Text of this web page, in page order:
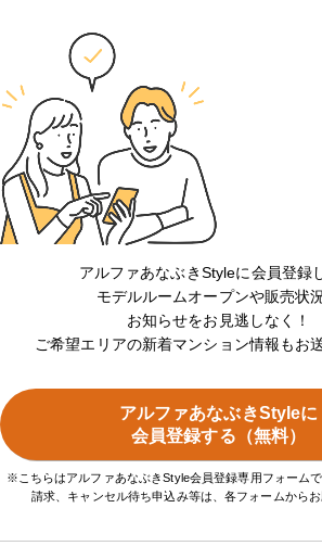
アルファあなぶきStyleに会員登録
モデルルームオープンや販売状
お知らせをお見逃しなく！
ご希望エリアの新着マンション情報もお
アルファあなぶきStyleに
会員登録する（無料）
※こちらはアルファあなぶきStyle会員登録専用フォーム
請求、キャンセル待ち申込み等は、各フォームからお